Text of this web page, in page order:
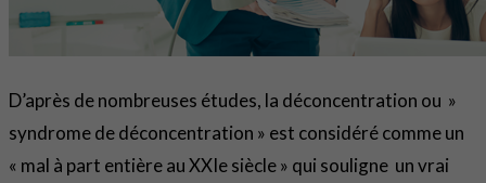
D’après de nombreuses études, la déconcentration ou »
syndrome de déconcentration » est considéré comme un
« mal à part entière au XXIe siècle » qui souligne un vrai